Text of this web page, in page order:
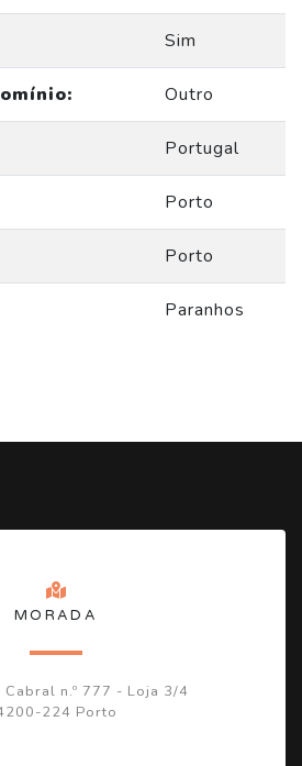
Sim
Outro
Portugal
Porto
Porto
Paranhos
MORADA
Cabral n.º 777 - Loja 3/4
224 Porto